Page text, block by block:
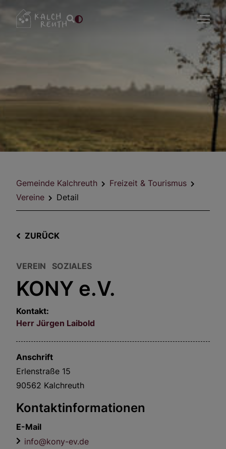
Gemeinde Kalchreuth
Freizeit & Tourismus
Vereine
Detail
ZURÜCK
VEREIN SOZIALES
KONY e.V.
Kontakt:
Herr Jürgen Laibold
Anschrift
Erlenstraße 15
90562 Kalchreuth
Kontaktinformationen
E-Mail
info@kony-ev.de